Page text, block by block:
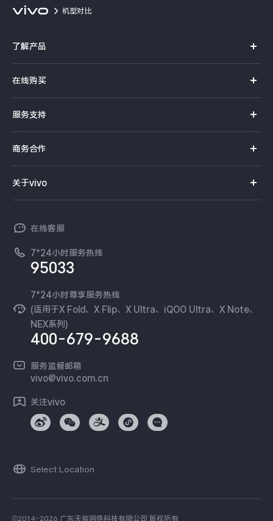
机型对比
了解产品
S系列
Y系列
iQOO手机
T系列
NEX系列
在线购买
选购手机
选购配件
订单查询
服务支持
服务网点
查找手机
环保回收
安全公告
服务隐私政策
Log还原LUTs下载
vivo 办公套件
商务合作
开放平台
vivo 企业业务
廉正合规
国补营业执照
无线电发射设备销售备案
关于vivo
工作机会
新闻资讯
可持续发展
vivo 蔡司影像
开发者社区
在线客服
7*24小时服务热线
95033
7*24小时尊享服务热线
(适用于X Fold、X Flip、X Ultra、iQOO Ultra、X Note、
NEX系列)
400-679-9688
服务监督邮箱
vivo@vivo.com.cn
关注vivo
Select Location
©2014-2026 广东天宸网络科技有限公司 版权所有